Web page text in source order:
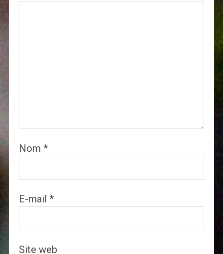
Nom *
E-mail *
Site web